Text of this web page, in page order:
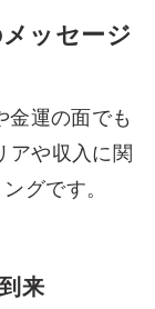
ッセージ
金運の面でも
アや収入に関
グです。
来